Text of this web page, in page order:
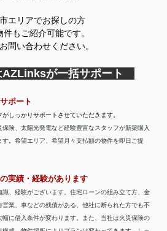
エリアでお探しの方
件もご紹介可能です。
問い合わせください。
が一括サポート
ポート
しっかりサポートさせていただきます。
険、太陽光発電など経験豊富なスタッフが新築購入
。希望エリア、希望月々支払額の物件を即日ご提
実績・経験があります
、経験がございます。住宅ローンの組み立て方、金
営業、車などの残債がある、他社に断られた方でも不
に借入条件が変わります。また、当社は火災保険の